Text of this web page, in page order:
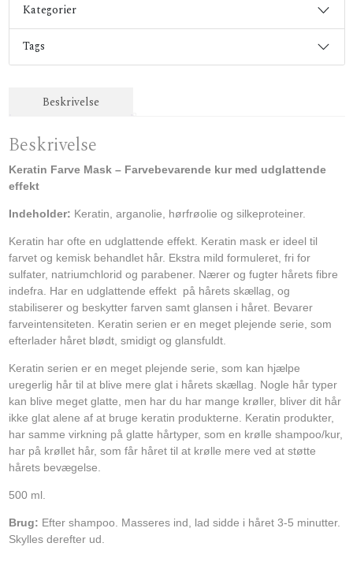
Kategorier
Tags
Beskrivelse
Beskrivelse
Keratin Farve Mask – Farvebevarende kur med udglattende
effekt
Indeholder: Keratin, arganolie, hørfrøolie og silkeproteiner.
Keratin har ofte en udglattende effekt. Keratin mask er ideel til
farvet og kemisk behandlet hår. Ekstra mild formuleret, fri for
sulfater, natriumchlorid og parabener. Nærer og fugter hårets fibre
indefra. Har en udglattende effekt på hårets skællag, og
stabiliserer og beskytter farven samt glansen i håret. Bevarer
farveintensiteten. Keratin serien er en meget plejende serie, som
efterlader håret blødt, smidigt og glansfuldt.
Keratin serien er en meget plejende serie, som kan hjælpe
uregerlig hår til at blive mere glat i hårets skællag. Nogle hår typer
kan blive meget glatte, men har du har mange krøller, bliver dit hår
ikke glat alene af at bruge keratin produkterne. Keratin produkter,
har samme virkning på glatte hårtyper, som en krølle shampoo/kur,
har på krøllet hår, som får håret til at krølle mere ved at støtte
hårets bevægelse.
500 ml.
Brug: Efter shampoo. Masseres ind, lad sidde i håret 3-5 minutter.
Skylles derefter ud.